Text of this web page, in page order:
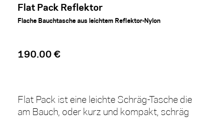
Flat Pack Reflektor
Flache Bauchtasche aus leichtem Reflektor-Nylon
190.00 €
Flat Pack ist eine leichte Schräg-Tasche die
am Bauch, oder kurz und kompakt, schräg